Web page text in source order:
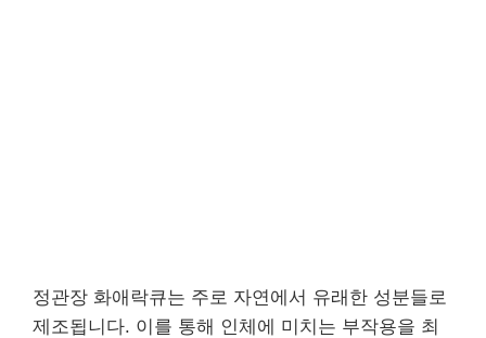
정관장 화애락큐는 주로 자연에서 유래한 성분들로
제조됩니다. 이를 통해 인체에 미치는 부작용을 최